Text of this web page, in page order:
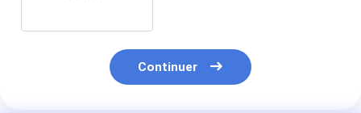
Continuer